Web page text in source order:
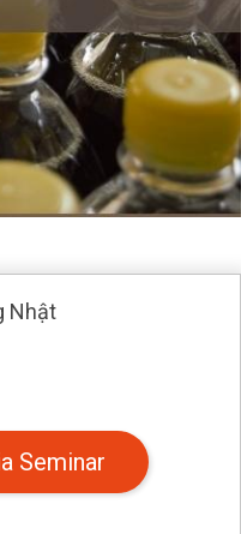
Nhật
Seminar